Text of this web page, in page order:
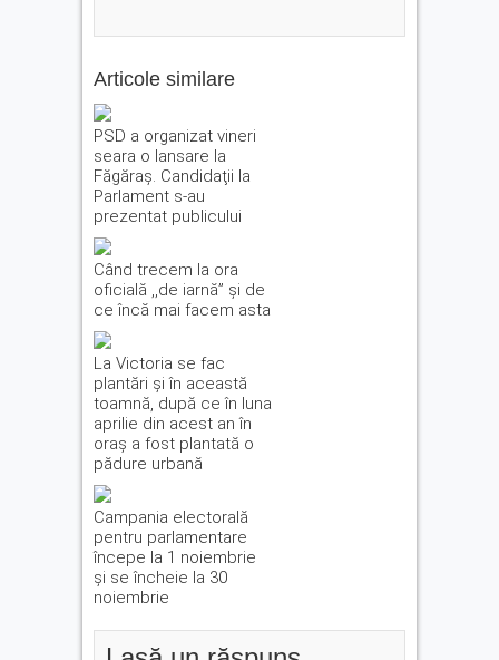
Articole similare
PSD a organizat vineri
seara o lansare la
Făgăraş. Candidaţii la
Parlament s-au
prezentat publicului
Când trecem la ora
oficială ,,de iarnă” și de
ce încă mai facem asta
La Victoria se fac
plantări și în această
toamnă, după ce în luna
aprilie din acest an în
oraș a fost plantată o
pădure urbană
Campania electorală
pentru parlamentare
începe la 1 noiembrie
şi se încheie la 30
noiembrie